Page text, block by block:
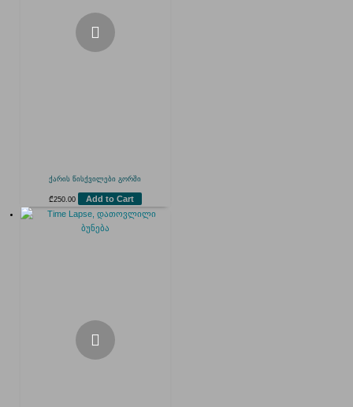
ქარის წისქვილები გორში
₾250.00 Add to Cart